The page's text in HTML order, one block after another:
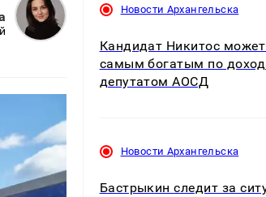
Новости Архангельска
Кандидат Никитос может
самым богатым по
депутатом АОСД
Новости Архангельска
Бастрыкин следит за